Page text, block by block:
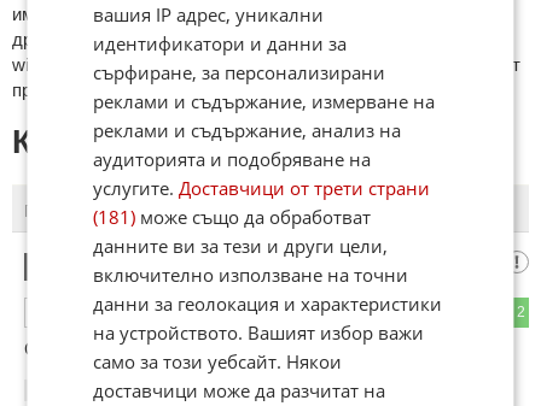
име. Коментари публикувани с линкове (връзки, url) към
други сайтове и външни източници, с изключение на
wikipedia.org, mobile.bg, imot.bg, zaplata.bg, bazar.bg ще бъдат
премахнати.
КОМЕНТАРИ КЪМ СТАТИЯТА
ПОСЛЕДНИ ПЪРВИ
Мусорчик
2
ОТГОВОР
Снощи май се е смалил с 8 броя, според Мадяр.
07.07.2026
вашия IP адрес, уникални
идентификатори и данни за
сърфиране, за персонализирани
реклами и съдържание, измерване на
реклами и съдържание, анализ на
аудиторията и подобряване на
услугите.Доставчици от трети страни
(181) може също да обработват
данните ви за тези и други цели,
включително използване на точни
данни за геолокация и характеристики
на устройството. Вашият избор важи
само за този уебсайт. Някои
доставчици може да разчитат на